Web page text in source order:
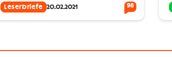
Leserbriefe 20.02.2021 98